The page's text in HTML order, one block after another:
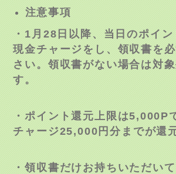
注意事項
・1月28日以降、当日のポイ
現金チャージをし、領収書を
さい。領収書がない場合は対
す。
・ポイント還元上限は5,000P
チャージ25,000円分までが還
・領収書だけお持ちいただい